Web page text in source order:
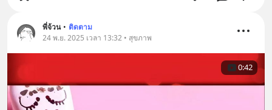
พี่จ้วน • ติดตาม
24 พ.ย. 2025 เวลา 13:32 • สุขภาพ
0:42